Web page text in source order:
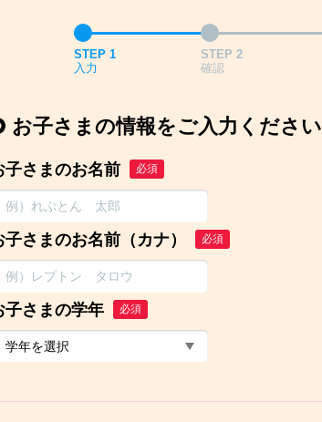
STEP 1
入力
STEP 2
確認
お子さまの情報をご入力ください
子さまのお名前 必須
子さまのお名前（カナ） 必須
子さまの学年 必須